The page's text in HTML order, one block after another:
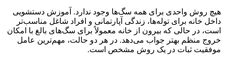
هیچ روش واحدی برای همه سگ‌ها وجود ندارد. آموزش دستشویی
داخل خانه برای توله‌ها، زندگی آپارتمانی و افراد شاغل مناسب‌تر
است، در حالی که بیرون از خانه معمولاً برای سگ‌های بالغ با امکان
خروج منظم بهتر جواب می‌دهد. در هر دو حالت، مهم‌ترین عامل
موفقیت ثبات در یک روش مشخص است.